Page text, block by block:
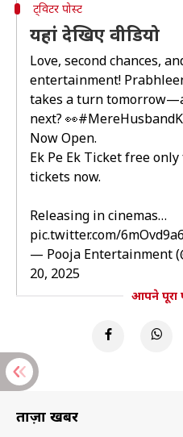
ट्विटर पोस्ट
यहां देखिए वीडियो
Love, second chances,
entertainment!
takes a turn
next? 👀
Now Open.
Ek Pe Ek Ticket free
tickets now.
Releasing in cinemas…
pic.twitter.com/
— Pooja Entertainment
20, 2025
आपने पूरा
ताज़ा खबरें